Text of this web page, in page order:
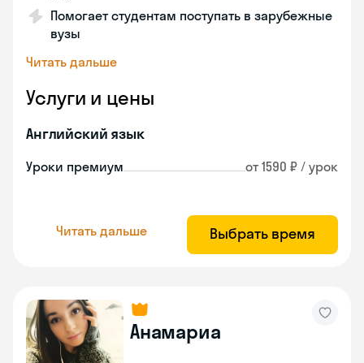
Помогает студентам поступать в зарубежные
вузы
Читать дальше
Услуги и цены
Английский язык
Уроки премиум от 1590 ₽ / урок
Читать дальше Выбрать время
Анамариа